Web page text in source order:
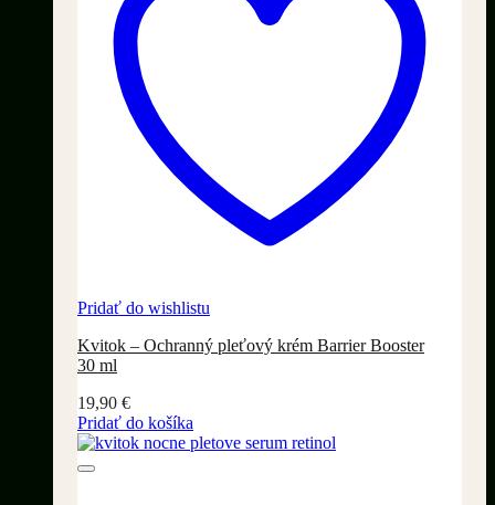
Pridať do wishlistu
Kvitok – Ochranný pleťový krém Barrier Booster
30 ml
19,90 €
Pridať do košíka